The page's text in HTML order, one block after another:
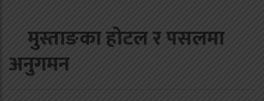
मुस्ताङका होटल र पसलमा
अनुगमन